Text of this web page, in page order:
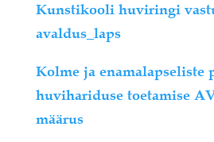
Kunstikooli huviringi
avaldus_laps
Kolme ja enamalapseliste
huvihariduse toetamise
määrus